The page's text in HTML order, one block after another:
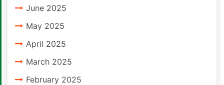
June 2025
May 2025
April 2025
March 2025
February 2025